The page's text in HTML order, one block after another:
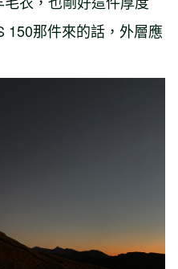
150那件來的話，外層應